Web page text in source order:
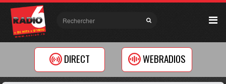
DIRECT WEBRADIOS